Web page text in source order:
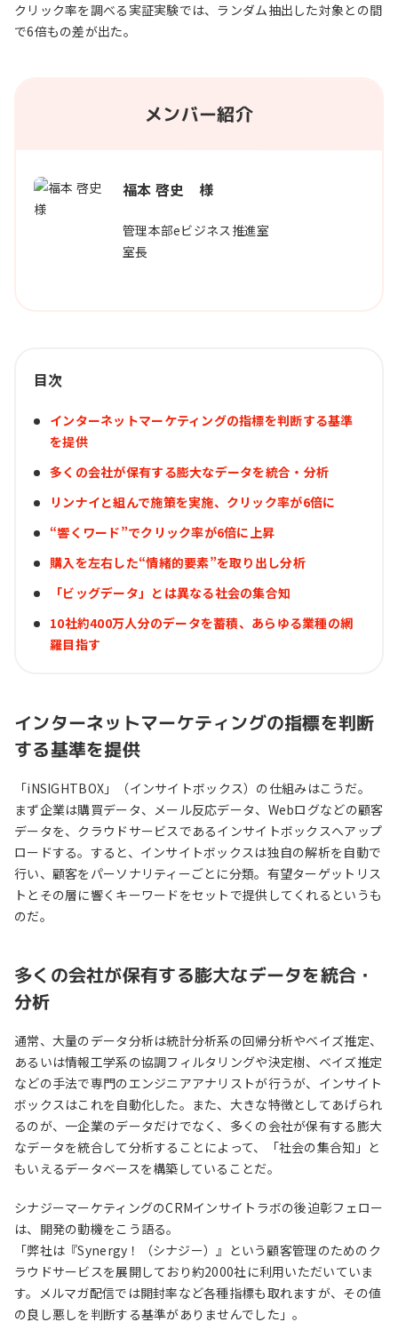
クリック率を調べる実証実験では、ランダム抽出した対象との間
で6倍もの差が出た。
メンバー紹介
福本 啓史 様
管理本部eビジネス推進室
室長
目次
インターネットマーケティングの指標を判断する基準
を提供
多くの会社が保有する膨大なデータを統合・分析
リンナイと組んで施策を実施、クリック率が6倍に
“響くワード”でクリック率が6倍に上昇
購入を左右した“情緒的要素”を取り出し分析
「ビッグデータ」とは異なる社会の集合知
10社約400万人分のデータを蓄積、あらゆる業種の網
羅目指す
インターネットマーケティングの指標を判断
する基準を提供
「iNSIGHTBOX」（インサイトボックス）の仕組みはこうだ。
まず企業は購買データ、メール反応データ、Webログなどの顧客
データを、クラウドサービスであるインサイトボックスへアップ
ロードする。すると、インサイトボックスは独自の解析を自動で
行い、顧客をパーソナリティーごとに分類。有望ターゲットリス
トとその層に響くキーワードをセットで提供してくれるというも
のだ。
多くの会社が保有する膨大なデータを統合・
分析
通常、大量のデータ分析は統計分析系の回帰分析やベイズ推定、
あるいは情報工学系の協調フィルタリングや決定樹、ベイズ推定
などの手法で専門のエンジニアアナリストが行うが、インサイト
ボックスはこれを自動化した。また、大きな特徴としてあげられ
るのが、一企業のデータだけでなく、多くの会社が保有する膨大
なデータを統合して分析することによって、「社会の集合知」と
もいえるデータベースを構築していることだ。
シナジーマーケティングのCRMインサイトラボの後迫彰フェロー
は、開発の動機をこう語る。
「弊社は『Synergy！（シナジー）』という顧客管理のためのク
ラウドサービスを展開しており約2000社に利用いただいていま
す。メルマガ配信では開封率など各種指標も取れますが、その値
の良し悪しを判断する基準がありませんでした」。